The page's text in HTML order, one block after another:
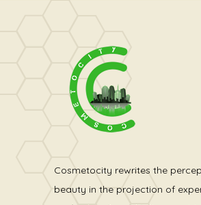
Cosmetocity rewrites the
beauty in the projection of